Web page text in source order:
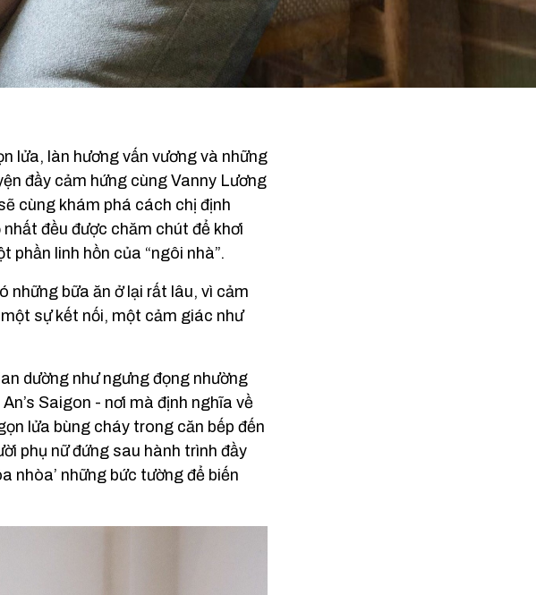
lửa, làn hương vấn vương và những
đầy cảm hứng cùng Vanny Lương
cùng khám phá cách chị định
đều được chăm chút để khơi
linh hồn của “ngôi nhà”.
những bữa ăn ở lại rất lâu, vì cảm
sự kết nối, một cảm giác như
dường như ngưng đọng nhường
Saigon - nơi mà định nghĩa về
lửa bùng cháy trong căn bếp đến
phụ nữ đứng sau hành trình đầy
nhòa’ những bức tường để biến